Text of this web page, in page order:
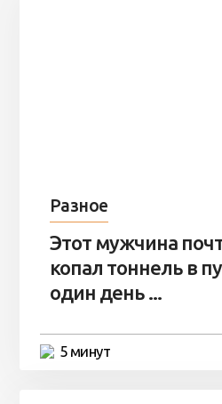
Разное
Этот мужчина
копал тоннель в
один день ...
5 минут